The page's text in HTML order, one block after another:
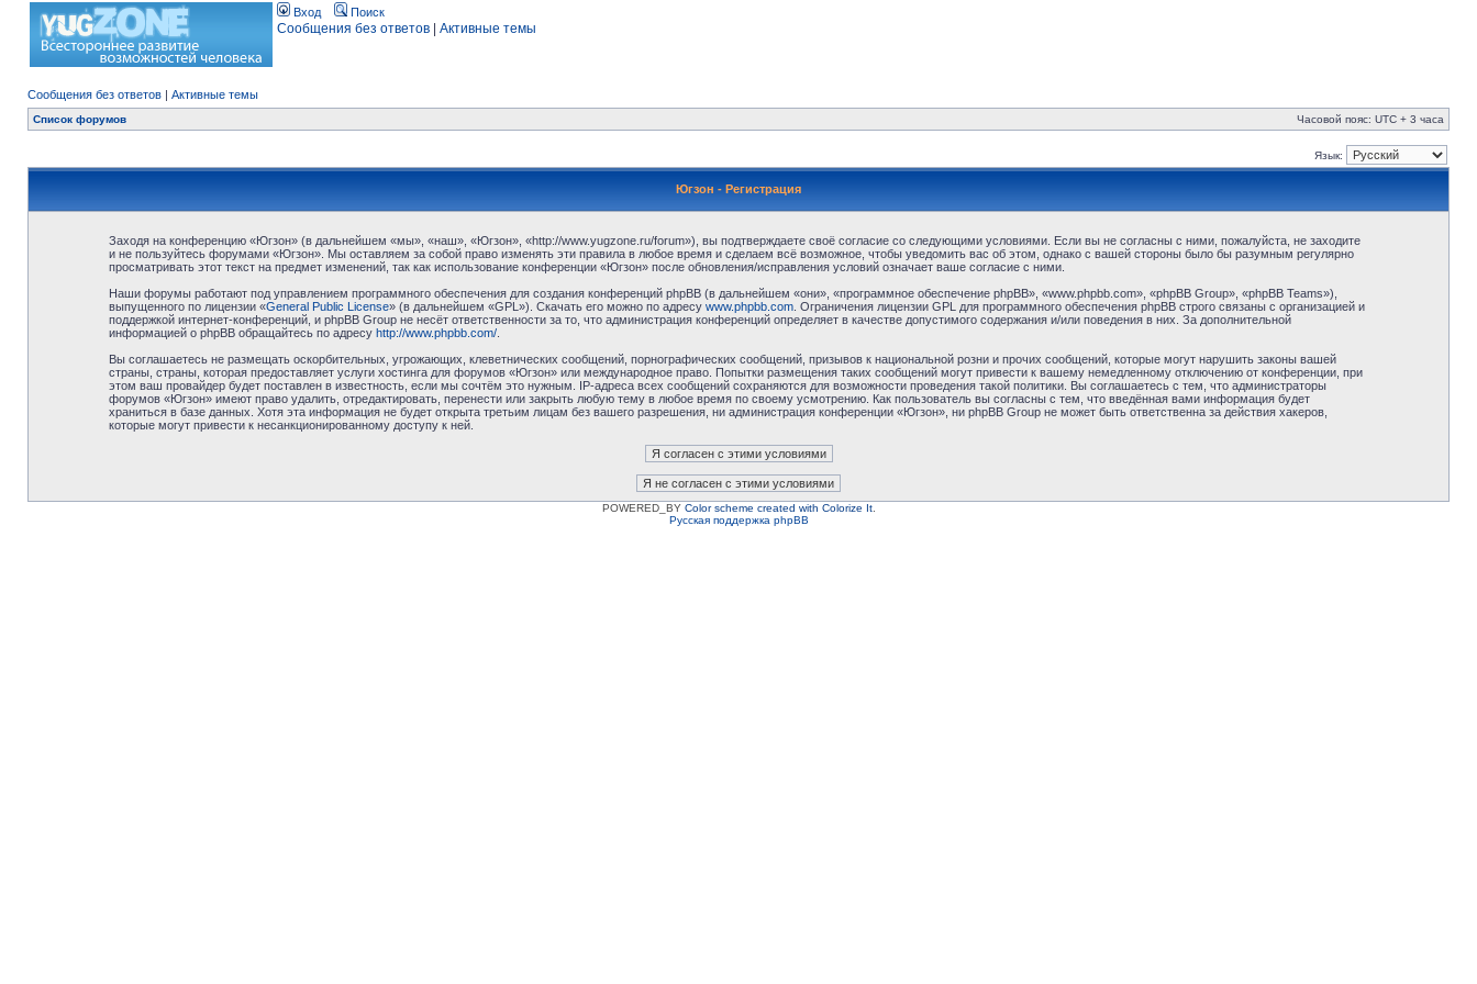
Вход Поиск
Сообщения без ответов Активные темы
Сообщения без ответов | Активные темы
Список форумов Часовой пояс: UTC + 3 часа
Язык:
Югзон - Регистрация
Заходя на конференцию «Югзон» (в дальнейшем «мы», «наш», «Югзон», «http://www.yugzone.ru/forum»), вы подтверждаете своё согласие со следующими условиями. Если вы не согласны с ними, пожалуйста, не заходите
и не пользуйтесь форумами «Югзон». Мы оставляем за собой право изменять эти правила в любое время и сделаем всё возможное, чтобы уведомить вас об этом, однако с вашей стороны было бы разумным регулярно
просматривать этот текст на предмет изменений, так как использование конференции «Югзон» после обновления/исправления условий означает ваше согласие с ними.
Наши форумы работают под управлением программного обеспечения для создания конференций phpBB (в дальнейшем «они», «программное обеспечение phpBB», «www.phpbb.com», «phpBB Group», «phpBB Teams»),
выпущенного по лицензии «General Public License» (в дальнейшем «GPL»). Скачать его можно по адресу www.phpbb.com. Ограничения лицензии GPL для программного обеспечения phpBB строго связаны с организацией и
поддержкой интернет-конференций, и phpBB Group не несёт ответственности за то, что администрация конференций определяет в качестве допустимого содержания и/или поведения в них. За дополнительной
информацией о phpBB обращайтесь по адресу http://www.phpbb.com/.
Вы соглашаетесь не размещать оскорбительных, угрожающих, клеветнических сообщений, порнографических сообщений, призывов к национальной розни и прочих сообщений, которые могут нарушить законы вашей
страны, страны, которая предоставляет услуги хостинга для форумов «Югзон» или международное право. Попытки размещения таких сообщений могут привести к вашему немедленному отключению от конференции, при
этом ваш провайдер будет поставлен в известность, если мы сочтём это нужным. IP-адреса всех сообщений сохраняются для возможности проведения такой политики. Вы соглашаетесь с тем, что администраторы
форумов «Югзон» имеют право удалить, отредактировать, перенести или закрыть любую тему в любое время по своему усмотрению. Как пользователь вы согласны с тем, что введённая вами информация будет
храниться в базе данных. Хотя эта информация не будет открыта третьим лицам без вашего разрешения, ни администрация конференции «Югзон», ни phpBB Group не может быть ответственна за действия хакеров,
которые могут привести к несанкционированному доступу к ней.
POWERED_BY Color scheme created with Colorize It.
Русская поддержка phpBB